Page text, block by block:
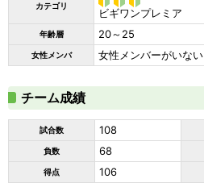
カテゴリ
ビギワン
プレミア
ビギワンプレミア
年齢層 20～25
女性メンバ 女性メンバーがいない
チーム成績
試合数 108
負数 68
得点 106